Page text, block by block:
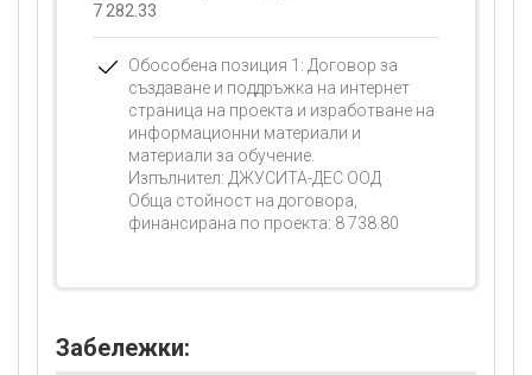
7 282.33
Обособена позиция 1: Договор за
създаване и поддръжка на интернет
страница на проекта и изработване на
информационни материали и
материали за обучение.
Изпълнител: ДЖУСИТА-ДЕС ООД
Обща стойност на договора,
финансирана по проекта: 8 738.80
Забележки: